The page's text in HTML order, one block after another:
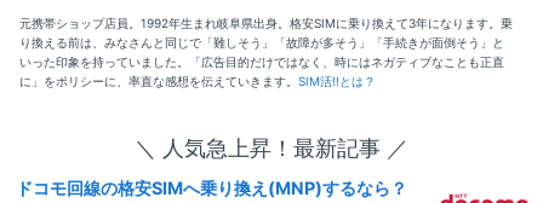
元携帯ショップ店員。1992年生まれ岐阜県出身。格安SIMに乗り換えて3年になります。乗
り換える前は、みなさんと同じで「難しそう」「故障が多そう」「手続きが面倒そう」と
いった印象を持っていました。「広告目的だけではなく、時にはネガティブなことも正直
に」をポリシーに、率直な感想を伝えていきます。 SIM活!!とは？
＼ 人気急上昇！最新記事 ／
ドコモ回線の格安SIMへ乗り換え(MNP)するなら？